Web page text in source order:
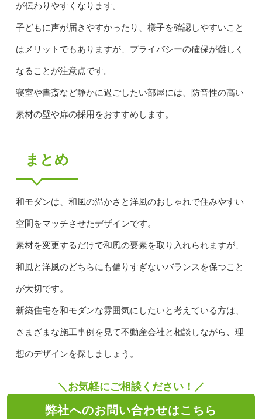
が伝わりやすくなります。
子どもに声が届きやすかったり、様子を確認しやすいこと
はメリットでもありますが、プライバシーの確保が難しく
なることが注意点です。
寝室や書斎など静かに過ごしたい部屋には、防音性の高い
素材の壁や扉の採用をおすすめします。
まとめ
和モダンは、和風の温かさと洋風のおしゃれで住みやすい
空間をマッチさせたデザインです。
素材を変更するだけで和風の要素を取り入れられますが、
和風と洋風のどちらにも偏りすぎないバランスを保つこと
が大切です。
新築住宅を和モダンな雰囲気にしたいと考えている方は、
さまざまな施工事例を見て不動産会社と相談しながら、理
想のデザインを探しましょう。
＼お気軽にご相談ください！／
弊社へのお問い合わせはこちら